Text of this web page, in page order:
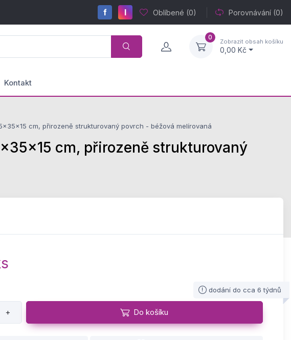
f I Oblíbené (0) Porovnávání (0)
0
Zobrazit obsah košíku
0,00 Kč
Kontakt
cm, přirozeně strukturovaný povrch - béžová melírovaná
cm, přirozeně strukturovaný
dodání do cca 6 týdnů
+ Do košíku